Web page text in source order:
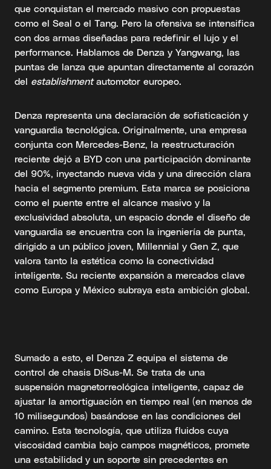
que conquistan el mercado masivo con propuestas
como el Seal o el Tang. Pero la ofensiva se intensifica
con dos armas diseñadas para redefinir el lujo y el
performance. Hablamos de Denza y Yangwang, las
puntas de lanza que apuntan directamente al corazón
del establishmentautomotor europeo.
Denza representa una declaración de sofisticación y
vanguardia tecnológica. Originalmente, una empresa
conjunta con Mercedes-Benz, la reestructuración
reciente dejó a BYD con una participación dominante
del 90%, inyectando nueva vida y una dirección clara
hacia el segmento premium. Esta marca se posiciona
como el puente entre el alcance masivo y la
exclusividad absoluta, un espacio donde el diseño de
vanguardia se encuentra con la ingeniería de punta,
dirigido a un público joven, Millennial y Gen Z, que
valora tanto la estética como la conectividad
inteligente. Su reciente expansión a mercados clave
como Europa y México subraya esta ambición global.
Sumado a esto, el Denza Z equipa el sistema de
control de chasis DiSus-M. Se trata de una
suspensión magnetorreológica inteligente, capaz de
ajustar la amortiguación en tiempo real (en menos de
10 milisegundos) basándose en las condiciones del
camino. Esta tecnología, que utiliza fluidos cuya
viscosidad cambia bajo campos magnéticos, promete
una estabilidad y un soporte sin precedentes en